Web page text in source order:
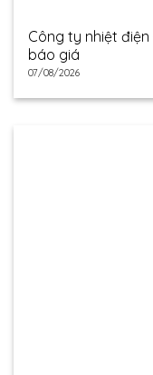
Công ty nhiệt
báo giá
07/08/2026